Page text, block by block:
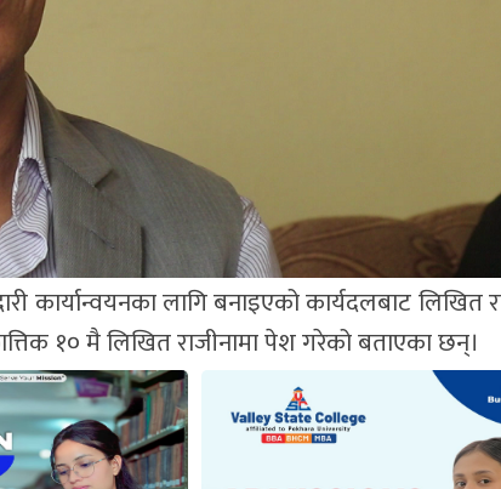
लागि बनाइएको कार्यदलबाट लिखित
१० मै लिखित राजीनामा पेश गरेको बताएका छन्।